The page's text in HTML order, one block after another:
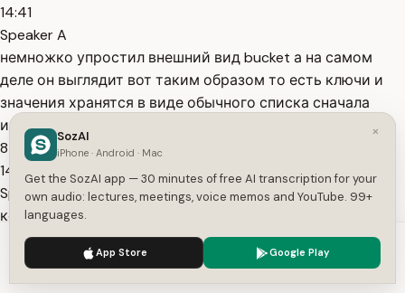
14:41
Speaker A
немножко упростил внешний вид bucket а на самом
деле он выглядит вот таким образом то есть ключи и
значения хранятся в виде обычного списка сначала
идут ключ и затем пустые слоты если записи и меньше
8 и дальше идут значения
14:57
Speaker A
кстати такой порядок расположения не случайный мы
могли бы разместить и ключей и по другому то есть
чередовать их со значениями то есть идет ключ потом
значение потом снова ключ потом стал значение и так
We use cookies to enhance your experience.
×
SozAI
iPhone · Android · Mac
Get the SozAI app — 30 minutes of free AI transcription for your
own audio: lectures, meetings, voice memos and YouTube. 99+
languages.
App Store Google Play